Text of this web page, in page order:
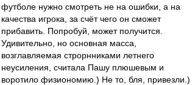
футболе нужно смотреть не на ошибки, а на
качества игрока, за счёт чего он сможет
прибавить. Попробуй, может получится.
Удивительно, но основная масса,
возглавляемая строрнниками летнего
неусиления, считала Пашу плюшевым и
воротило физиономию.) Не то, бля, привезли.)